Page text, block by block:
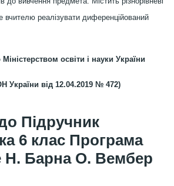
реалізувати диференційований
освіти і науки України
України від 12.04.2019 № 472)
Підручник
6 клас Програма
Н. Барна О. Вембер